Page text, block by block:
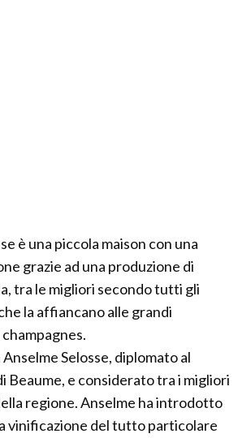
è una piccola maison con una
grazie ad una produzione di
tra le migliori secondo tutti gli
la affiancano alle grandi
Selosse, diplomato al
Beaume, e considerato tra i migliori
regione. Anselme ha introdotto
vinificazione del tutto particolare